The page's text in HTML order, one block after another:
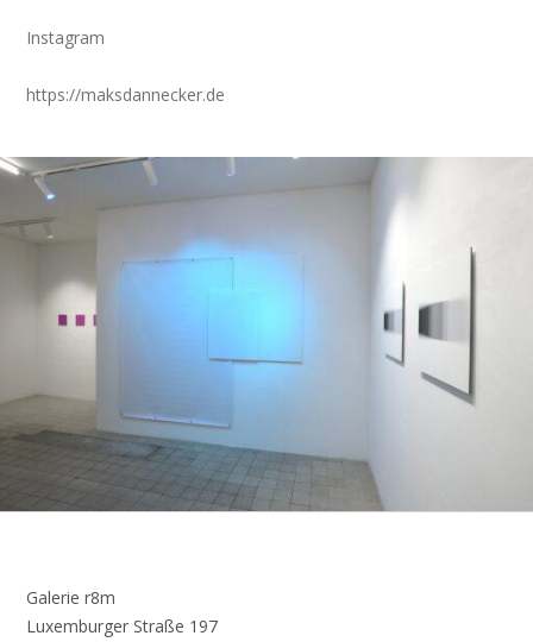
Instagram
https://maksdannecker.de
Galerie r8m
Luxemburger Straße 197